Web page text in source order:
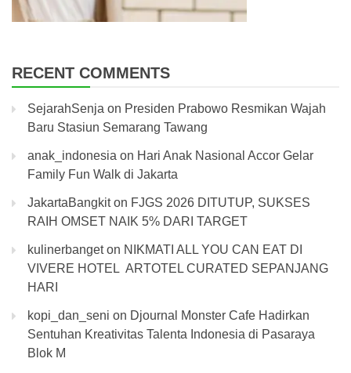
RECENT COMMENTS
SejarahSenja on Presiden Prabowo Resmikan Wajah
Baru Stasiun Semarang Tawang
anak_indonesia on Hari Anak Nasional Accor Gelar
Family Fun Walk di Jakarta
JakartaBangkiton FJGS 2026 DITUTUP, SUKSES
RAIH OMSET NAIK 5% DARI TARGET
kulinerbangeton NIKMATI ALL YOU CAN EAT DI
VIVERE HOTEL ARTOTEL CURATED SEPANJANG
HARI
kopi_dan_seni on Djournal Monster Cafe Hadirkan
Sentuhan Kreativitas Talenta Indonesia di Pasaraya
Blok M